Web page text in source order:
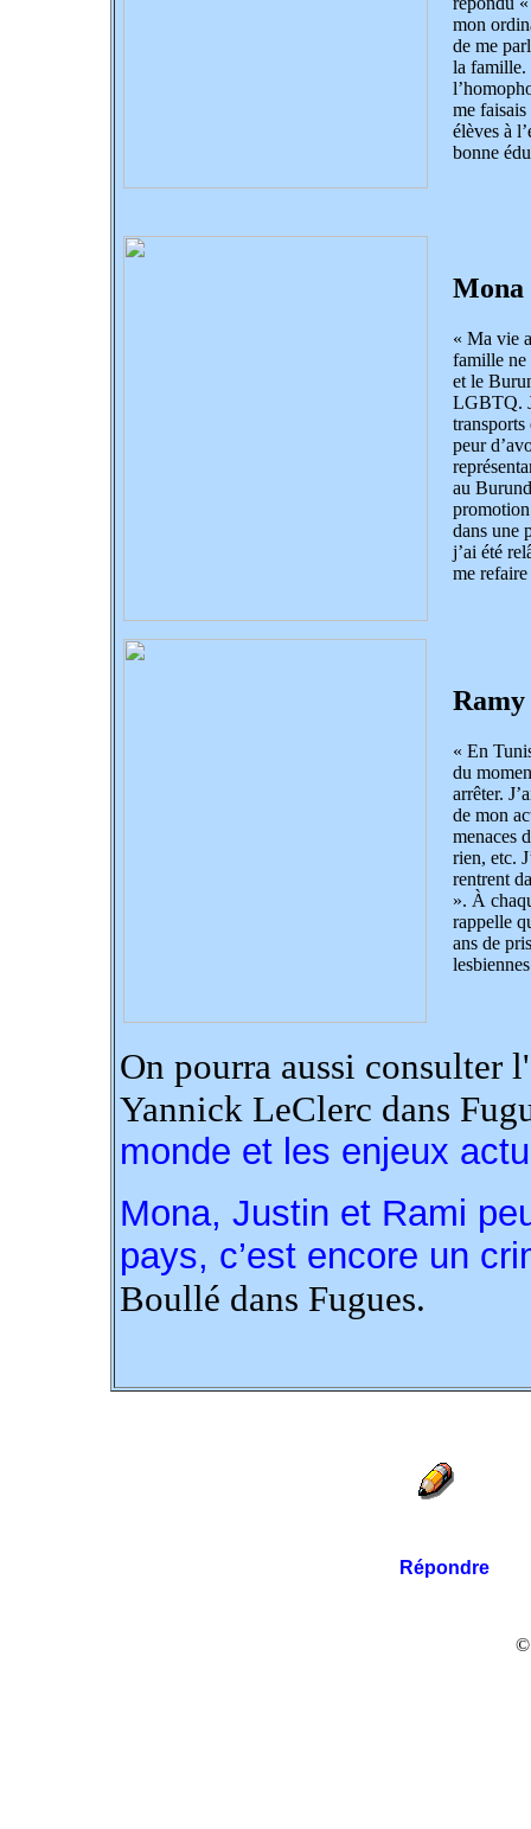
mon
de me
la famille.
me
élèves à
bonne
Mona
« Ma vie
famille ne
et le
LGBTQ.
peur
au
promotion
dans une
j’ai été
me refaire
Ramy
« En
du
arrêter.
de mon
menaces
rien, etc.
rentrent
». À
rappelle
ans de
On pourra aussi consulter
Yannick LeClerc dans
monde et les enjeux
Mona, Justin et Rami
pays, c’est encore un
Boullé dans Fugues.
Répondre